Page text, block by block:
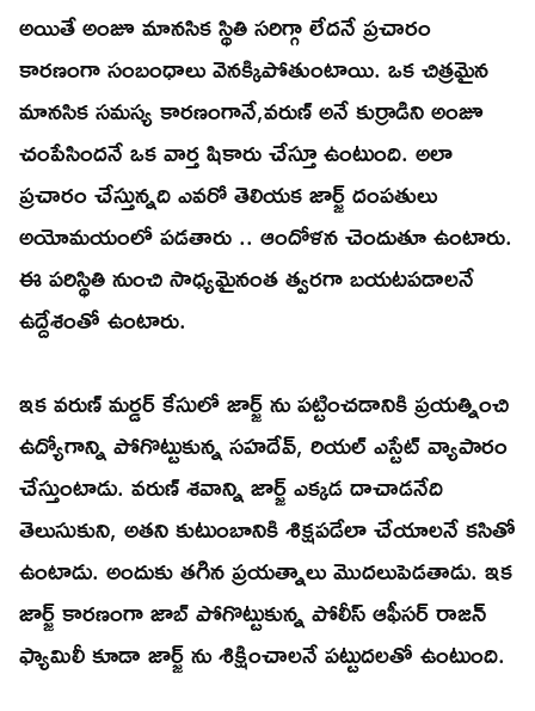
అయితే అంజూ మానసిక స్థితి సరిగ్గా లేదనే ప్రచారం
కారణంగా సంబంధాలు వెనక్కిపోతుంటాయి. ఒక చిత్రమైన
మానసిక సమస్య కారణంగానే,వరుణ్ అనే కుర్రాడిని అంజూ
చంపేసిందనే ఒక వార్త షికారు చేస్తూ ఉంటుంది. అలా
ప్రచారం చేస్తున్నది ఎవరో తెలియక జార్జ్ దంపతులు
అయోమయంలో పడతారు .. ఆందోళన చెందుతూ ఉంటారు.
ఈ పరిస్థితి నుంచి సాధ్యమైనంత త్వరగా బయటపడాలనే
ఉద్దేశంతో ఉంటారు.
ఇక వరుణ్ మర్డర్ కేసులో జార్జ్ ను పట్టించడానికి ప్రయత్నించి
ఉద్యోగాన్ని పోగొట్టుకున్న సహదేవ్, రియల్ ఎస్టేట్ వ్యాపారం
చేస్తుంటాడు. వరుణ్ శవాన్ని జార్జ్ ఎక్కడ దాచాడనేది
తెలుసుకుని, అతని కుటుంబానికి శిక్షపడేలా చేయాలనే కసితో
ఉంటాడు. అందుకు తగిన ప్రయత్నాలు మొదలుపెడతాడు. ఇక
జార్జ్ కారణంగా జాబ్ పోగొట్టుకున్న పోలీస్ ఆఫీసర్ రాజన్
ఫ్యామిలీ కూడా జార్జ్ ను శిక్షించాలనే పట్టుదలతో ఉంటుంది.